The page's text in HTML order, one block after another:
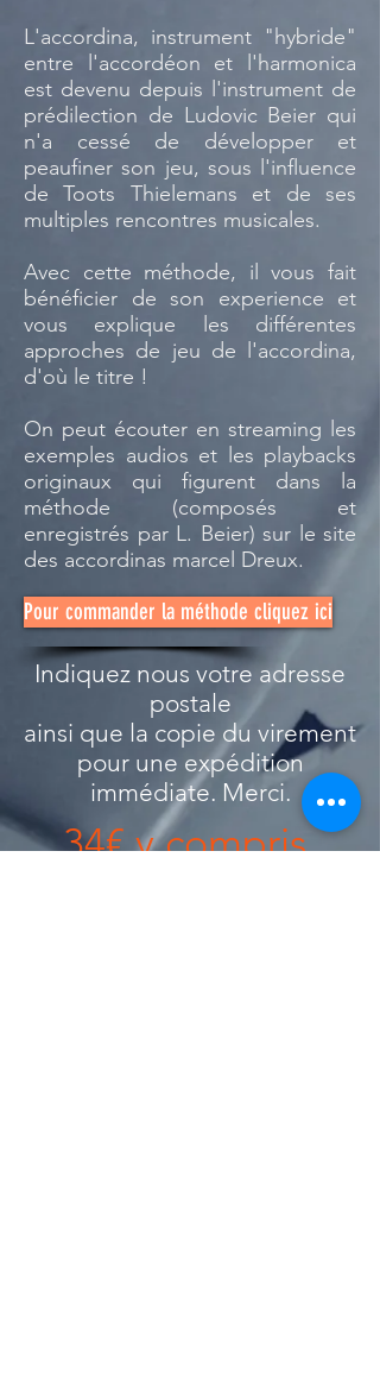
L'accordina, instrument "hybride"
entre l'accordéon et l'harmonica
est devenu depuis l'instrument de
prédilection de Ludovic Beier qui
n'a cessé de développer et
peaufiner son jeu, sous l'influence
de Toots Thielemans et de ses
multiples rencontres musicales.
Avec cette méthode, il vous fait
bénéficier de son experience et
vous explique les différentes
approches de jeu de l'accordina,
d'où le titre !
On peut écouter en streaming les
exemples audios et les playbacks
originaux qui figurent dans la
méthode (composés et
enregistrés par L. Beier) sur le site
des accordinas marcel Dreux.
Pour commander la méthode cliquez ici
Indiquez nous votre adresse
postale
ainsi que la copie du virement
pour une expédition
immédiate. Merci.
34€ y compris